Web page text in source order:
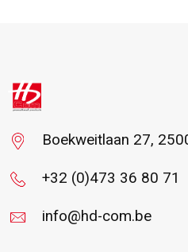
Boekweitlaan 27,
+32 (0)473 36 80 71
info@hd-com.be